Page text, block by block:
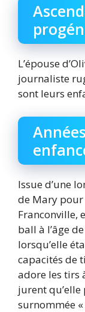
L’épouse
journaliste
sont leurs
Issue d’une
de Mary pour
Franconville,
ball à l’âge
lorsqu’elle
capacités de
adore les tirs
jurent qu’elle
surnommée